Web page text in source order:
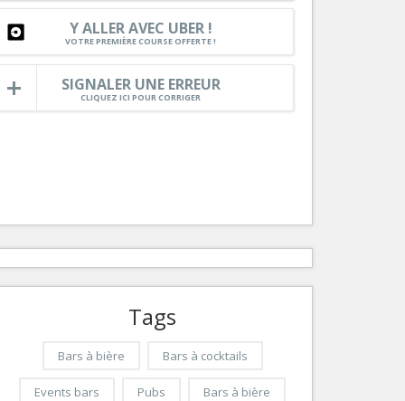
Services
Tourisme, ...
Nice le Carré d’Or
Y ALLER AVEC UBER !
VOTRE PREMIÈRE COURSE OFFERTE !
SIGNALER UNE ERREUR
CLIQUEZ ICI POUR CORRIGER
Tags
Bars à bière Bars à cocktails
Events bars Pubs Bars à bière